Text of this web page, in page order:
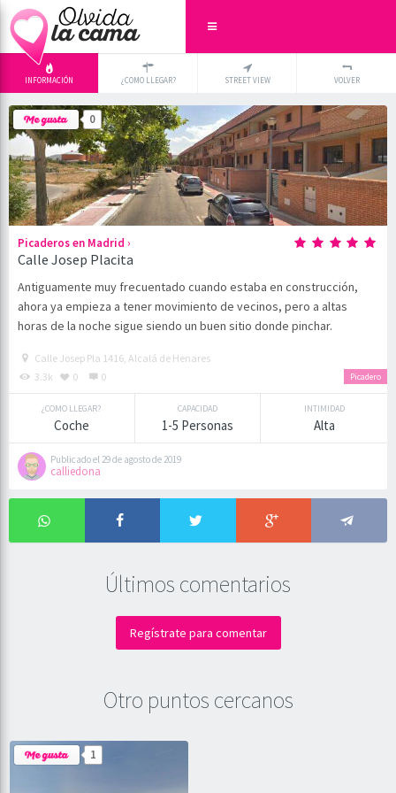
INFORMACIÓN ¿COMO LLEGAR? STREET VIEW VOLVER
0
Picaderos en Madrid ›
Calle Josep Placita
Antiguamente muy frecuentado cuando estaba en construcción,
ahora ya empieza a tener movimiento de vecinos, pero a altas
horas de la noche sigue siendo un buen sitio donde pinchar.
Picadero
Calle Josep Pla 1416, Alcalá de Henares
3.3k
0 0
¿COMO LLEGAR?
Coche
CAPACIDAD
1-5 Personas
INTIMIDAD
Alta
Publicado el 29 de agosto de 2019
calliedona
Últimos comentarios
Regístrate para comentar
Otro puntos cercanos
1
-